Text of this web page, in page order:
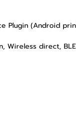
Plugin (Android
Wireless direct, BLE